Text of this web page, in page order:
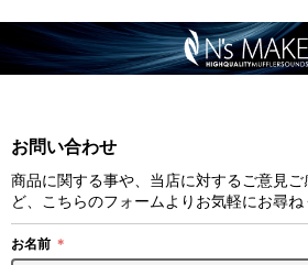
お問い合わせ
商品に関する事や、当店に対するご意見
ど、こちらのフォームよりお気軽にお尋ね
お名前 ＊